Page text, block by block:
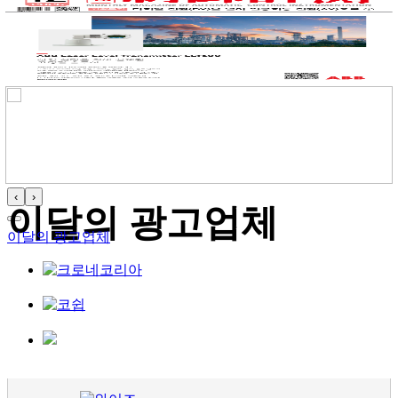
‹ ›
이달의 광고업체
이달의 광고업체